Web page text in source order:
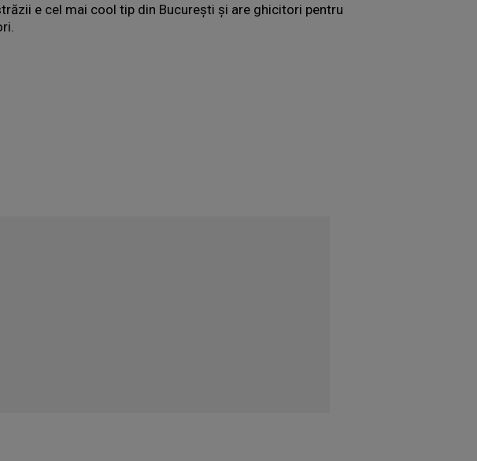
e cel mai cool tip din Bucureşti și are ghicitori pentru